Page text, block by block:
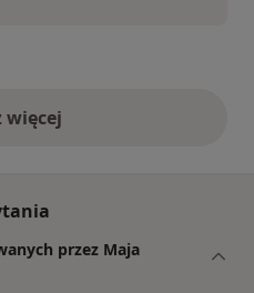
więcej
opinie powyżej
przez Maja